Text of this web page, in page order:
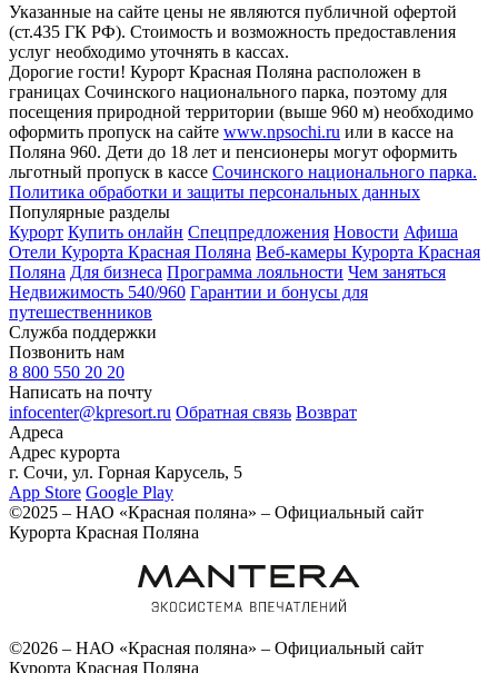
Указанные на сайте цены не являются публичной офертой
(ст.435 ГК РФ). Стоимость и возможность предоставления
услуг необходимо уточнять в кассах.
Дорогие гости! Курорт Красная Поляна расположен в
границах Сочинского национального парка, поэтому для
посещения природной территории (выше 960 м) необходимо
оформить пропуск на сайте www.npsochi.ru или в кассе на
Поляна 960. Дети до 18 лет и пенсионеры могут оформить
льготный пропуск в кассе Сочинского национального парка.
Политика обработки и защиты персональных данных
Популярные разделы
Курорт Купить онлайн Спецпредложения Новости Афиша
Отели Курорта Красная Поляна Веб-камеры Курорта Красная
Поляна Для бизнеса Программа лояльности Чем заняться
Недвижимость 540/960 Гарантии и бонусы для
путешественников
Служба поддержки
Позвонить нам
8 800 550 20 20
Написать на почту
infocenter@kpresort.ru Обратная связь Возврат
Адреса
Адрес курорта
г. Сочи, ул. Горная Карусель, 5
App Store Google Play
©2025 – НАО «Красная поляна» – Официальный сайт
Курорта Красная Поляна
©2026 – НАО «Красная поляна» – Официальный сайт
Курорта Красная Поляна